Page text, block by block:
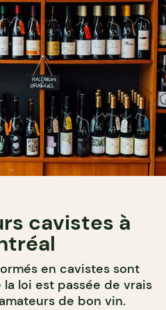
cavistes à
en cavistes sont
loi est passée de vrais
de bon vin.